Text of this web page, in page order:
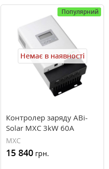
Популярний
Немає в наявності
Контролер заряду ABi-
Solar MXC 3kW 60A
12/24/48V
MXC
15 840 грн.